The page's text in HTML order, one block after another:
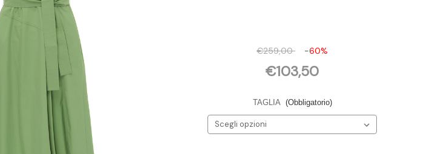
€259,00 -60%
€103,50
TAGLIA (Obbligatorio)